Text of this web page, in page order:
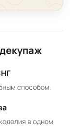
способом.
в одном